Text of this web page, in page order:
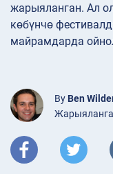
жарыяланган. Ал
көбүнчө
майрамдарда
By Ben